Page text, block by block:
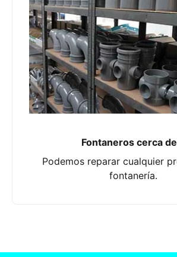
Fontaneros cerca
Podemos reparar cualquier
fontanería.